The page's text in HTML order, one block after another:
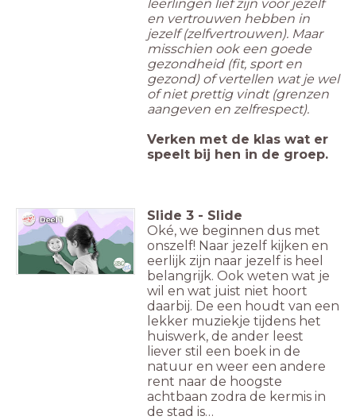
leerlingen lief zijn voor jezelf
en vertrouwen hebben in
jezelf (zelfvertrouwen). Maar
misschien ook een goede
gezondheid (fit, sport en
gezond) of vertellen wat je wel
of niet prettig vindt (grenzen
aangeven en zelfrespect).
Verken met de klas wat er
speelt bij hen in de groep.
Slide 3 - Slide
Oké, we beginnen dus met
onszelf! Naar jezelf kijken en
eerlijk zijn naar jezelf is heel
belangrijk. Ook weten wat je
wil en wat juist niet hoort
daarbij. De een houdt van een
lekker muziekje tijdens het
huiswerk, de ander leest
liever stil een boek in de
natuur en weer een andere
rent naar de hoogste
achtbaan zodra de kermis in
de stad is…